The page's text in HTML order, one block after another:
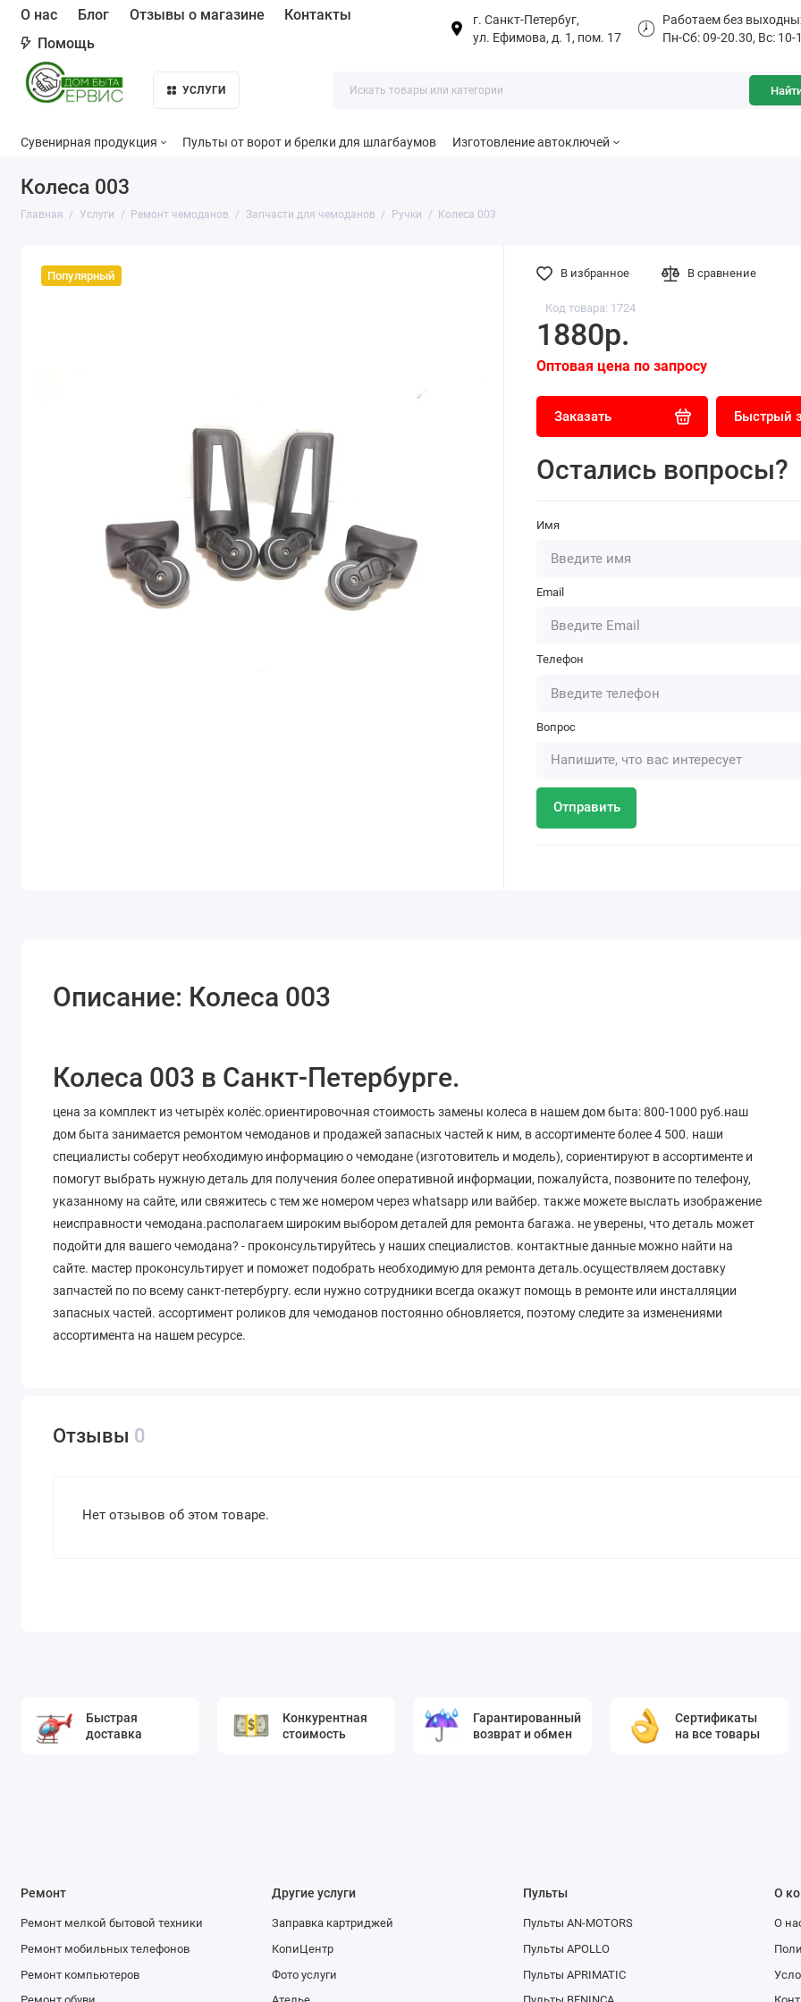
О нас Блог Отзывы о магазине
Контакты
Помощь
г. Санкт-Петербуг,
ул. Ефимова, д. 1, пом. 17
Работаем без
Пн-Сб: 09-20.30, Вс: 10-
УСЛУГИ
Сувенирная продукция Пульты от ворот и брелки для шлагбаумов Изготовление автоключей
Колеса 003
Главная Услуги Ремонт чемоданов Запчасти для чемоданов Ручки Колеса 003
Популярный
Код товара: 1724
1880р.
Оптовая цена по запросу
Заказать Быстрый
Остались вопросы?
Имя
Email
Телефон
Вопрос
Отправить
В избранное В сравнение
Описание: Колеса 003
Колеса 003 в Санкт-Петербурге.
цена за комплект из четырёх колёс.ориентировочная стоимость замены колеса в нашем дом быта: 800-1000 руб.наш
дом быта занимается ремонтом чемоданов и продажей запасных частей к ним, в ассортименте более 4 500. наши
специалисты соберут необходимую информацию о чемодане (изготовитель и модель), сориентируют в ассортименте и
помогут выбрать нужную деталь для получения более оперативной информации, пожалуйста, позвоните по телефону,
указанному на сайте, или свяжитесь с тем же номером через whatsapp или вайбер. также можете выслать изображение
неисправности чемодана.располагаем широким выбором деталей для ремонта багажа. не уверены, что деталь может
подойти для вашего чемодана? - проконсультируйтесь у наших специалистов. контактные данные можно найти на
сайте. мастер проконсультирует и поможет подобрать необходимую для ремонта деталь.осуществляем доставку
запчастей по по всему санкт-петербургу. если нужно сотрудники всегда окажут помощь в ремонте или инсталляции
запасных частей. ассортимент роликов для чемоданов постоянно обновляется, поэтому следите за изменениями
ассортимента на нашем ресурсе.
Отзывы 0
Нет отзывов об этом товаре.
Быстрая
доставка
Конкурентная
стоимость
Гарантированный
возврат и обмен
Сертификаты
на все товары
Ремонт
Ремонт мелкой бытовой техники
Ремонт мобильных телефонов
Ремонт компьютеров
Другие услуги
Заправка картриджей
КопиЦентр
Фото услуги
Пульты
Пульты AN-MOTORS
Пульты APOLLO
Пульты APRIMATIC
О
О